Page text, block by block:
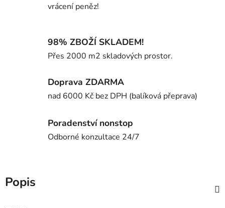
vrácení peněz!
98% ZBOŽÍ SKLADEM!
Přes 2000 m2 skladových prostor.
Doprava ZDARMA
nad 6000 Kč bez DPH (balíková přeprava)
Poradenství nonstop
Odborné konzultace 24/7
Popis